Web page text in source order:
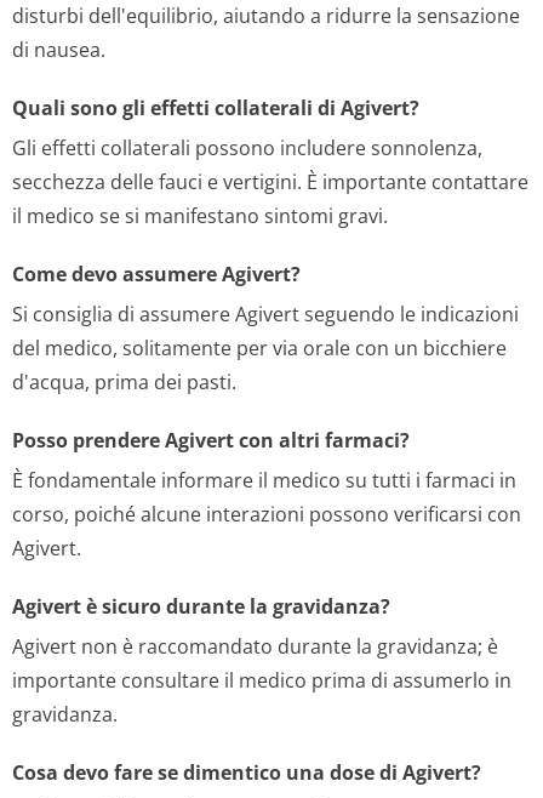
disturbi dell'equilibrio, aiutando a ridurre la sensazione
di nausea.
Quali sono gli effetti collaterali di Agivert?
Gli effetti collaterali possono includere sonnolenza,
secchezza delle fauci e vertigini. È importante contattare
il medico se si manifestano sintomi gravi.
Come devo assumere Agivert?
Si consiglia di assumere Agivert seguendo le indicazioni
del medico, solitamente per via orale con un bicchiere
d'acqua, prima dei pasti.
Posso prendere Agivert con altri farmaci?
È fondamentale informare il medico su tutti i farmaci in
corso, poiché alcune interazioni possono verificarsi con
Agivert.
Agivert è sicuro durante la gravidanza?
Agivert non è raccomandato durante la gravidanza; è
importante consultare il medico prima di assumerlo in
gravidanza.
Cosa devo fare se dimentico una dose di Agivert?